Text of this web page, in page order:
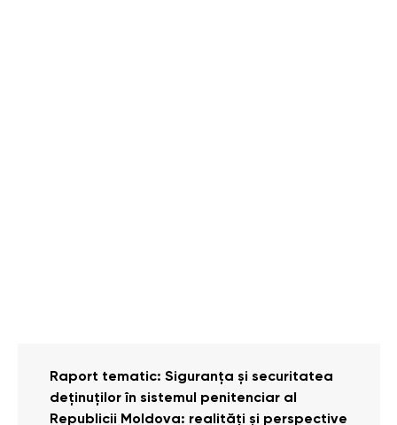
Raport tematic: Siguranța și securitatea
deținuților în sistemul penitenciar al
Republicii Moldova: realități și perspective